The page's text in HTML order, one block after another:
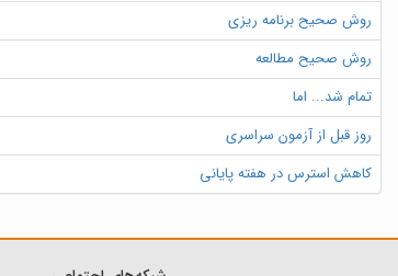
روش صحیح برنامه ریزی
روش صحیح مطالعه
تمام شد... اما
روز قبل از آزمون سراسری
کاهش استرس در هفته پایانی